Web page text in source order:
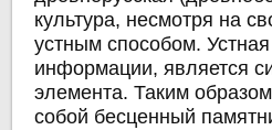
культура, несмотря на
устным способом.
информации, является
элемента. Таким
собой бесценный